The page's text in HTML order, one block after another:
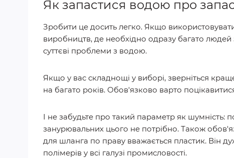
Як запастися водою про
Зробити це досить легко. Якщо
виробництв, де необхідно одразу багато
суттєві проблеми з водою.
Якщо у вас складнощі у виборі, зверніться
на багато років. Обов'язково варто
І не забудьте про такий параметр як
занурювальних цього не потрібно. Також
для шланга по праву вважається пластик. Він
полімерів у всі галузі промисловості.